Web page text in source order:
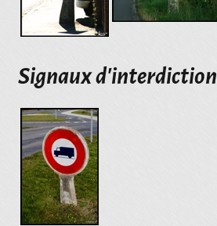
Signaux d'interdiction